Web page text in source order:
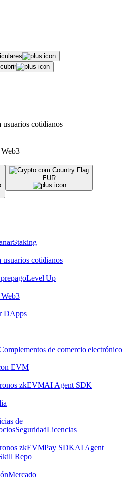
usuarios cotidianos
Web3
EUR
Staking
usuarios cotidianos
Level Up
Web3
DApps
de comercio electrónico
EVM
zkEVMAI Agent SDK
de
SeguridadLicencias
zkEVMPay SDKAI Agent
Repo
Mercado